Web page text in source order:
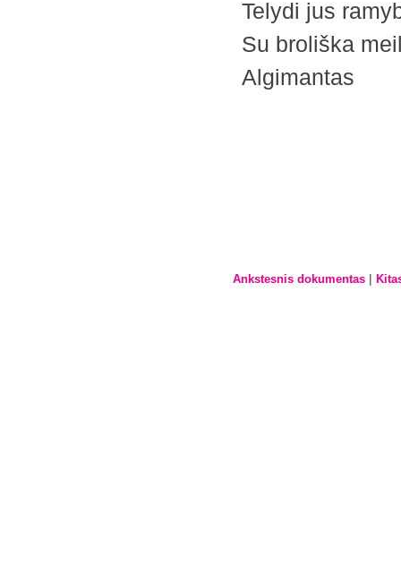
Telydi jus
Su broliška
Algimantas
Ankstesnis dokumentas |